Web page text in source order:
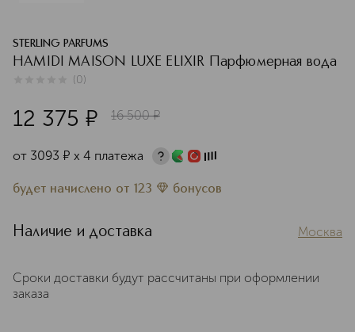
STERLING PARFUMS
HAMIDI MAISON LUXE ELIXIR Парфюмерная вода
(0)
12 375 ¤ 16 500 ¤
от 3093 ¤ х 4 платежа
будет начислено от 123 бонусов
Наличие и доставка Москва
Сроки доставки будут рассчитаны при оформлении
заказа